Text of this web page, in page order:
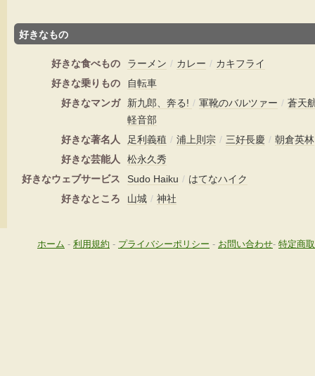
好きなもの
好きな食べもの ラーメン / カレー / カキフライ
好きな乗りもの
自転車
好きなマンガ
新九郎、奔る! / 軍靴のバルツァー / 蒼天
軽音部
好きな著名人
足利義稙 / 浦上則宗 / 三好長慶 / 朝倉英林
好きな芸能人
松永久秀
好きなウェブサービス
Sudo Haiku / はてなハイク
好きなところ
山城 / 神社
ホーム - 利用規約 - プライバシーポリシー - お問い合わせ- 特定商